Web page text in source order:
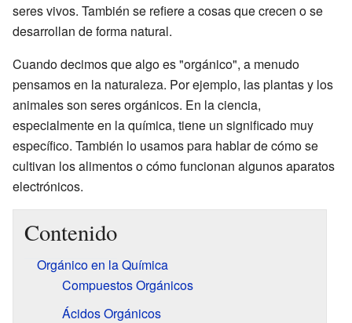
seres vivos. También se refiere a cosas que crecen o se
desarrollan de forma natural.
Cuando decimos que algo es "orgánico", a menudo
pensamos en la naturaleza. Por ejemplo, las plantas y los
animales son seres orgánicos. En la ciencia,
especialmente en la química, tiene un significado muy
específico. También lo usamos para hablar de cómo se
cultivan los alimentos o cómo funcionan algunos aparatos
electrónicos.
Contenido
Orgánico en la Química
Compuestos Orgánicos
Ácidos Orgánicos